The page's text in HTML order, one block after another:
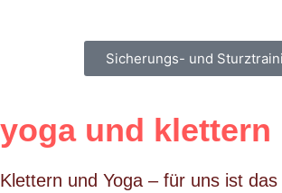
Sicherungs- und
yoga und klettern
Klettern und Yoga – für uns ist